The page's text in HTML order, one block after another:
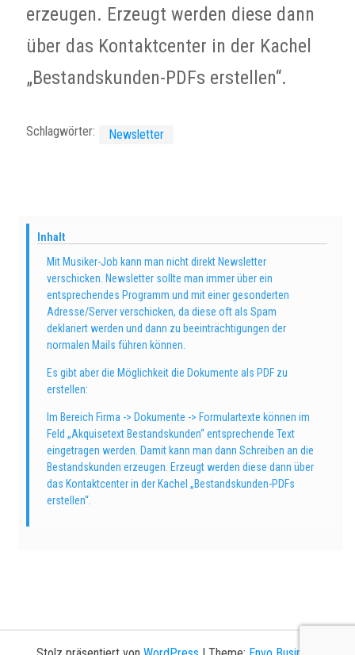
erzeugen. Erzeugt werden diese dann
über das Kontaktcenter in der Kachel
„Bestandskunden-PDFs erstellen“.
Schlagwörter: Newsletter
Inhalt
Mit Musiker-Job kann man nicht direkt Newsletter
verschicken. Newsletter sollte man immer über ein
entsprechendes Programm und mit einer gesonderten
Adresse/Server verschicken, da diese oft als Spam
deklariert werden und dann zu beeinträchtigungen der
normalen Mails führen können.
Es gibt aber die Möglichkeit die Dokumente als PDF zu
erstellen:
Im Bereich Firma -> Dokumente -> Formulartexte können im
Feld „Akquisetext Bestandskunden“ entsprechende Text
eingetragen werden. Damit kann man dann Schreiben an die
Bestandskunden erzeugen. Erzeugt werden diese dann über
das Kontaktcenter in der Kachel „Bestandskunden-PDFs
erstellen“.